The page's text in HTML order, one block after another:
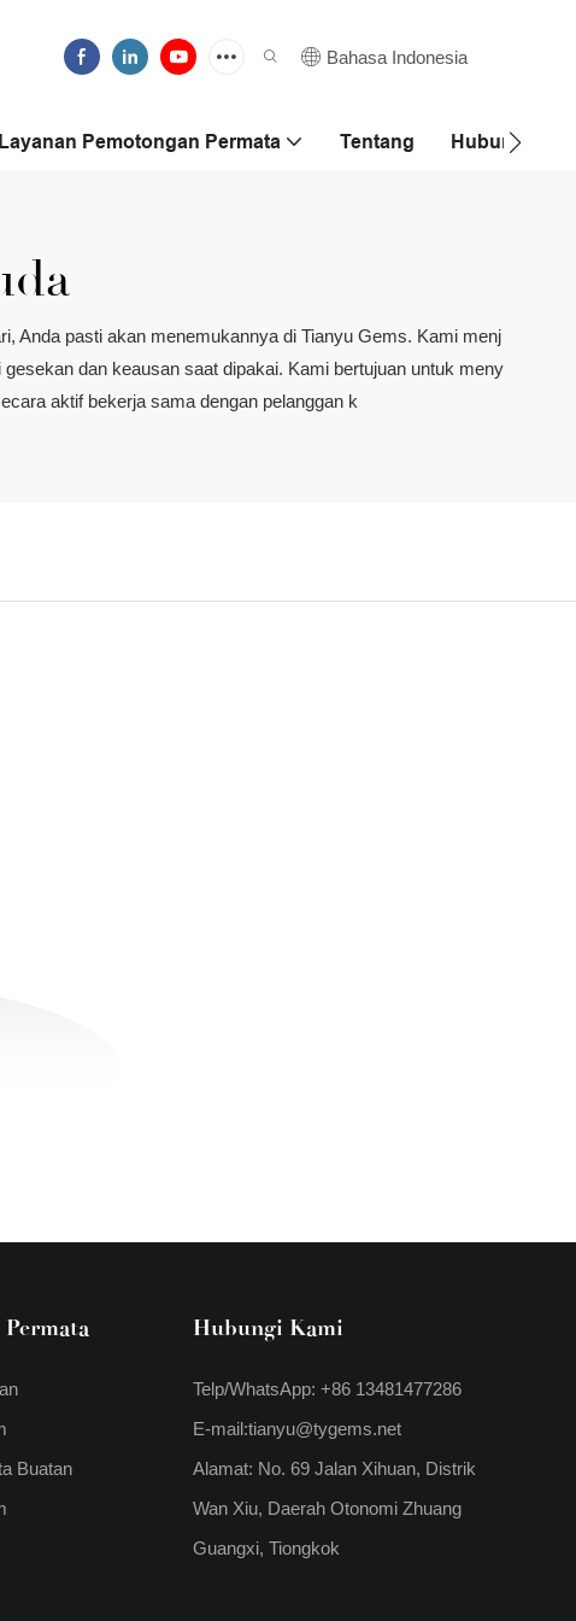
Bahasa Indonesia
Layanan Pemotongan Permata Tentang Hubungi
Anda pasti akan menemukannya di Tianyu Gems. Kami menj
dan keausan saat dipakai. Kami bertujuan untuk meny
aktif bekerja sama dengan pelanggan k
Buatan
Hubungi Kami
Telp/WhatsApp: +86 13481477286
E-mail:tianyu@tygems.net
Alamat: No. 69 Jalan Xihuan, Distrik
Wan Xiu, Daerah Otonomi Zhuang
Guangxi, Tiongkok